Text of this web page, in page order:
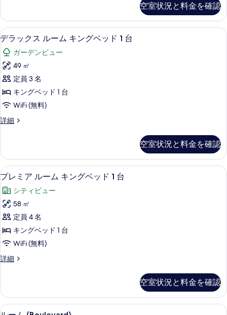
ン
グ
ル
ベ
ッ
ド
2
台
の
て
の
写
真
を
表
示
す
る
ス
ル
ー
シ
ン
ル
ベ
ッ
ド
2
細
空室状況と料金を確認
デ
ラ
ッ
ク
ス
ル
ー
ム
ン
グ
ベ
ッ
ド
1
台
の
す
の
写
デラックス ルーム キングベッド 1
5
デラックス ルーム キングベッド 1 台
ガーデンビュー
49 ㎡
定員 3 名
キングベッド 1 台
WiFi (無料)
詳細
デ
ス
ル
ー
キ
ン
ベ
ッ
ド
台
空室状況と料金を確認
プ
レ
ミ
ア
ル
ー
ム
キ
グ
ベ
プレミア ルーム キングベッド 1 台 |
6
プレミア ルーム キングベッド 1 台
シティビュー
58 ㎡
定員 4 名
キングベッド 1 台
WiFi (無料)
詳細
プ
ル
ー
ム
空室状況と料金を確認
ル ルーム (Boulevard) | ミニバー、セー
5